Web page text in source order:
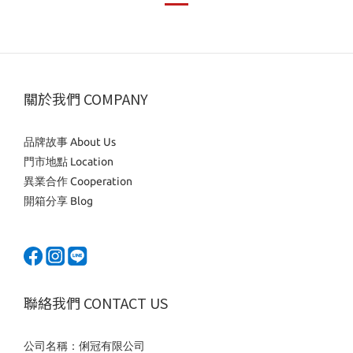
關於我們 COMPANY
品牌故事 About Us
門市地點 Location
異業合作 Cooperation
開箱分享 Blog
聯絡我們 CONTACT US
公司名稱：俐冠有限公司